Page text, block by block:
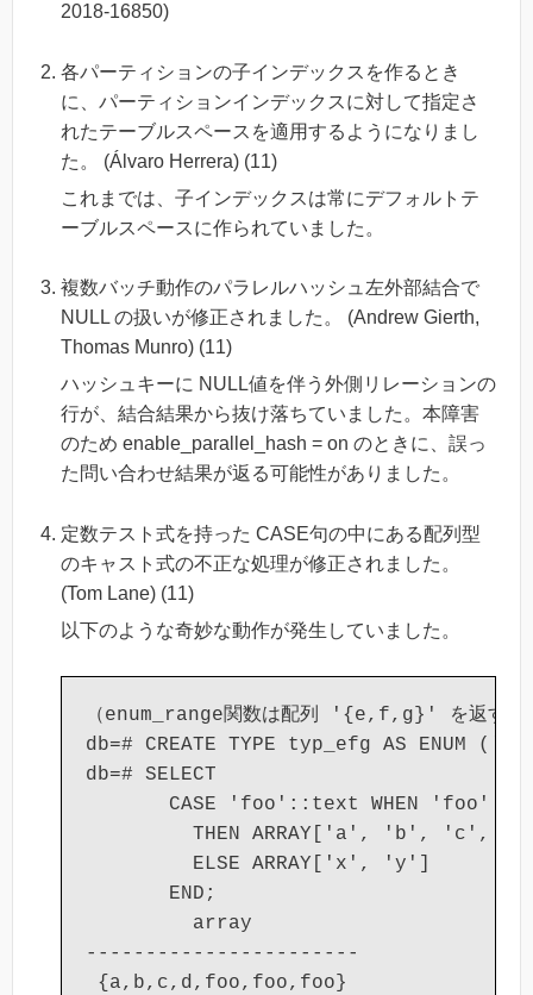
2018-16850)
各パーティションの子インデックスを作るとき
に、パーティションインデックスに対して指定さ
れたテーブルスペースを適用するようになりまし
た。 (Álvaro Herrera) (11)
これまでは、子インデックスは常にデフォルトテ
ーブルスペースに作られていました。
複数バッチ動作のパラレルハッシュ左外部結合で
NULL の扱いが修正されました。 (Andrew Gierth,
Thomas Munro) (11)
ハッシュキーに NULL値を伴う外側リレーションの
行が、結合結果から抜け落ちていました。本障害
のため enable_parallel_hash = on のときに、誤っ
た問い合わせ結果が返る可能性がありました。
定数テスト式を持った CASE句の中にある配列型
のキャスト式の不正な処理が修正されました。
(Tom Lane) (11)
以下のような奇妙な動作が発生していました。
（enum_range関数は配列 '{e,f,g}' を返
db=# CREATE TYPE typ_efg AS
db=# SELECT
       CASE 'foo'::text WHEN 'foo'
THEN ARRAY['a', 'b', 'c',
         ELSE ARRAY['x', 'y']
       END;
         array
-----------------------
{a,b,c,d,foo,foo,foo}